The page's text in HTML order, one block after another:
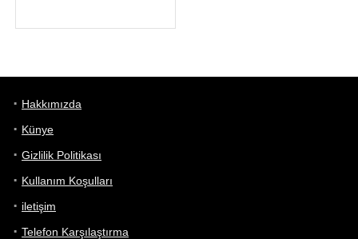
Hakkımızda
Künye
Gizlilik Politikası
Kullanım Koşulları
iletişim
Telefon Karşılaştırma